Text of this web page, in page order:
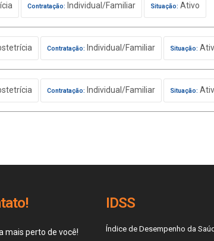
Contratação: Individual/Familiar Situação: Ativo
Contratação: Individual/Familiar Situação:
Contratação: Individual/Familiar Situação:
mais perto de você!
IDSS
Índice de Desempenho da